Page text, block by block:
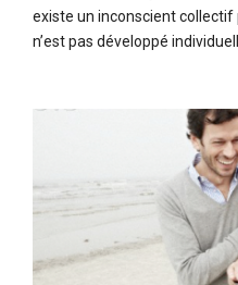
existe un inconscient collectif
n’est pas développé